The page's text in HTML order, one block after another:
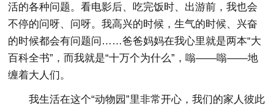
活的各种问题。看电影后、吃完饭时、出游前，我也会
不停的问呀、问呀。我高兴的时候，生气的时候、兴奋
的时候都会有问题问……爸爸妈妈在我心里就是两本“大
百科全书”，而我就是“十万个为什么”，嗡——嗡——地
缠着大人们。
我生活在这个“动物园”里非常开心，我们的家人彼此